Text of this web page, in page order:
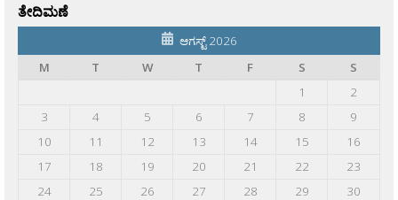
ತೇದಿಮಣೆ
ಆಗಸ್ಟ್ 2026
M
T W T F S
S
1
2
3
4 5 6 7 8
9
10
11 12 13 14 15
16
17
18 19 20 21 22
23
24
25 26 27 28 29
30